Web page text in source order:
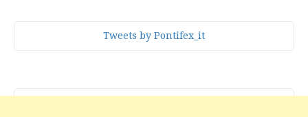
Tweets by Pontifex_it